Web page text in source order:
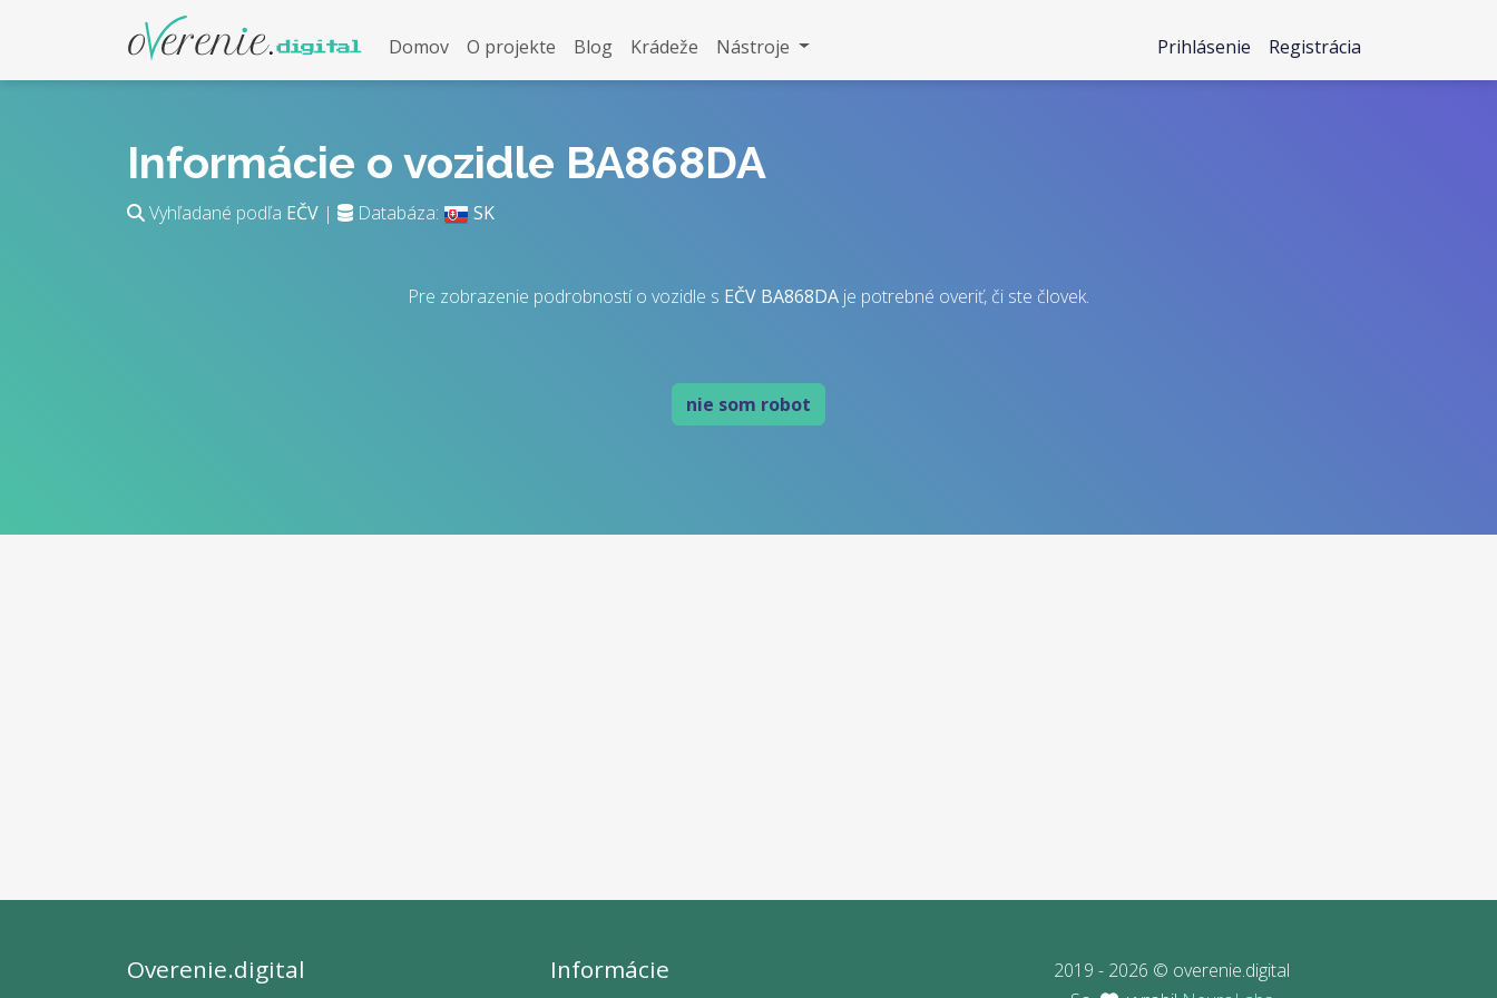
Domov O projekte Blog Krádeže Nástroje Prihlásenie Registrácia
Informácie o vozidle BA868DA
Vyhľadané podľa EČV | Databáza: SK
Pre zobrazenie podrobností o vozidle s EČV BA868DA je potrebné overiť, či ste človek.
nie som robot
Overenie.digital Informácie
2019 - 2026 © overenie.digital